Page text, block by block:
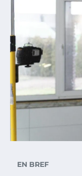
EN BREF